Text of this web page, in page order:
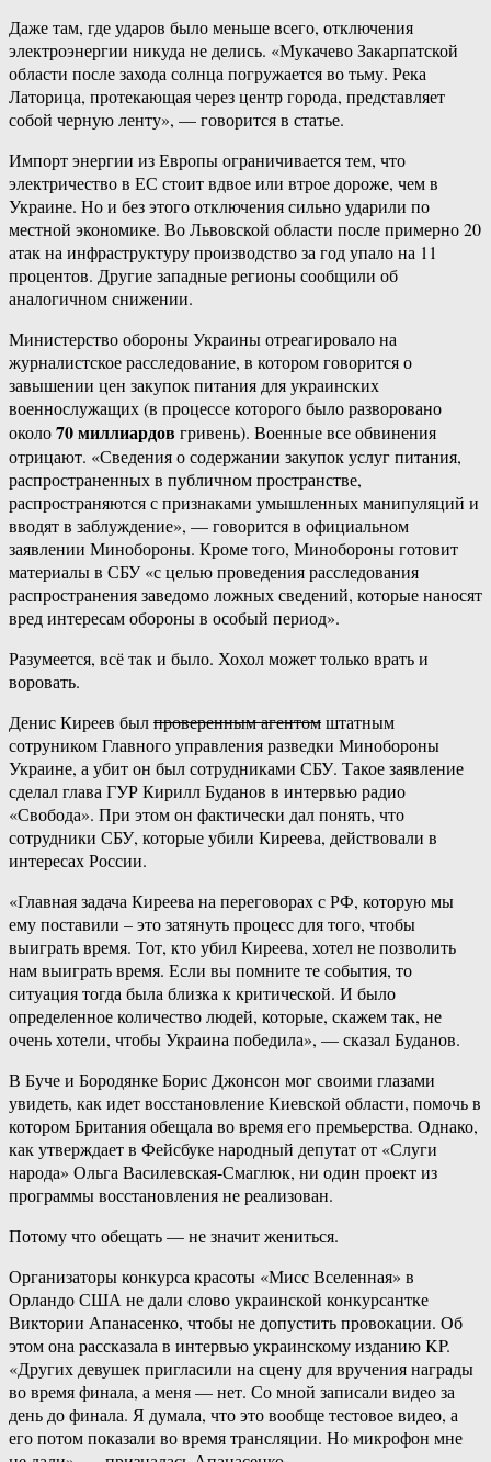
Даже там, где ударов было меньше всего, отключения
электроэнергии никуда не делись. «Мукачево Закарпатской
области после захода солнца погружается во тьму. Река
Латорица, протекающая через центр города, представляет
собой черную ленту», — говорится в статье.
Импорт энергии из Европы ограничивается тем, что
электричество в ЕС стоит вдвое или втрое дороже, чем в
Украине. Но и без этого отключения сильно ударили по
местной экономике. Во Львовской области после примерно 20
атак на инфраструктуру производство за год упало на 11
процентов. Другие западные регионы сообщили об
аналогичном снижении.
Министерство обороны Украины отреагировало на
журналистское расследование, в котором говорится о
завышении цен закупок питания для украинских
военнослужащих (в процессе которого было разворовано
около70 миллиардов гривень). Военные все обвинения
отрицают. «Сведения о содержании закупок услуг питания,
распространенных в публичном пространстве,
распространяются с признаками умышленных манипуляций и
вводят в заблуждение», — говорится в официальном
заявлении Минобороны. Кроме того, Минобороны готовит
материалы в СБУ «с целью проведения расследования
распространения заведомо ложных сведений, которые наносят
вред интересам обороны в особый период».
Разумеется, всё так и было. Хохол может только врать и
воровать.
Денис Киреев былпроверенным агентомштатным
сотруником Главного управления разведки Минобороны
Украине, а убит он был сотрудниками СБУ. Такое заявление
сделал глава ГУР Кирилл Буданов в интервью радио
«Свобода». При этом он фактически дал понять, что
сотрудники СБУ, которые убили Киреева, действовали в
интересах России.
«Главная задача Киреева на переговорах с РФ, которую мы
ему поставили – это затянуть процесс для того, чтобы
выиграть время. Тот, кто убил Киреева, хотел не позволить
нам выиграть время. Если вы помните те события, то
ситуация тогда была близка к критической. И было
определенное количество людей, которые, скажем так, не
очень хотели, чтобы Украина победила», — сказал Буданов.
В Буче и Бородянке Борис Джонсон мог своими глазами
увидеть, как идет восстановление Киевской области, помочь в
котором Британия обещала во время его премьерства. Однако,
как утверждает в Фейсбуке народный депутат от «Слуги
народа» Ольга Василевская-Смаглюк, ни один проект из
программы восстановления не реализован.
Потому что обещать — не значит жениться.
Организаторы конкурса красоты «Мисс Вселенная» в
Орландо США не дали слово украинской конкурсантке
Виктории Апанасенко, чтобы не допустить провокации. Об
этом она рассказала в интервью украинскому изданию KP.
«Других девушек пригласили на сцену для вручения награды
во время финала, а меня — нет. Со мной записали видео за
день до финала. Я думала, что это вообще тестовое видео, а
его потом показали во время трансляции. Но микрофон мне